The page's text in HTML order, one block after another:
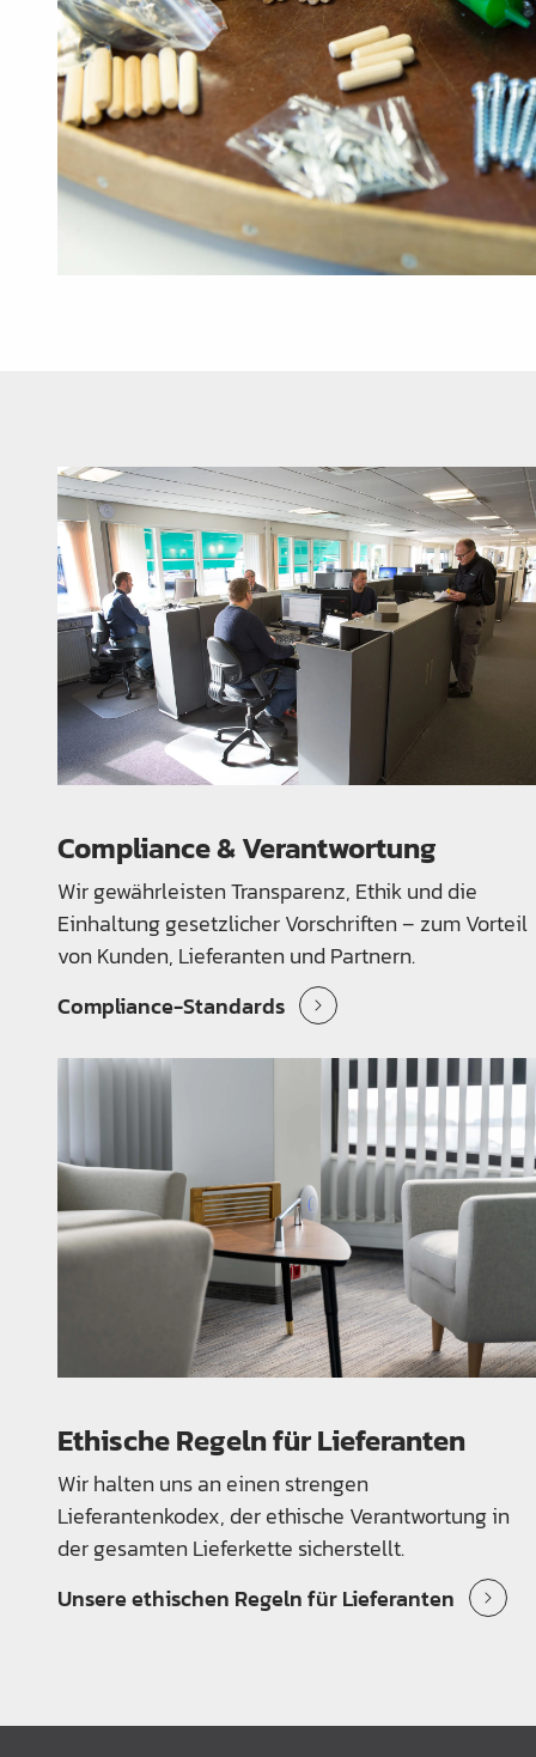
Compliance & Verantwortung
Wir gewährleisten Transparenz, Ethik und die
Einhaltung gesetzlicher Vorschriften – zum Vorteil
von Kunden, Lieferanten und Partnern.
Compliance-Standards
Ethische Regeln für Lieferanten
Wir halten uns an einen strengen
Lieferantenkodex, der ethische Verantwortung in
der gesamten Lieferkette sicherstellt.
Unsere ethischen Regeln für Lieferanten